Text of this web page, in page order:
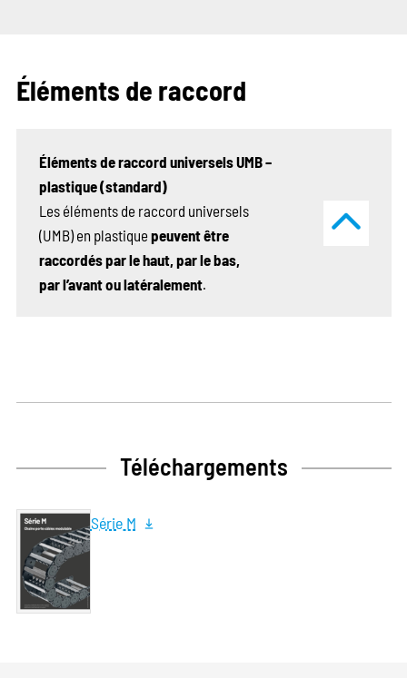
Éléments de raccord
Éléments de raccord universels UMB –
plastique (standard)
Les éléments de raccord universels
(UMB) en plastiquepeuvent être
raccordés par le haut, par le bas,
par l’avant ou latéralement.
Téléchargements
Série M